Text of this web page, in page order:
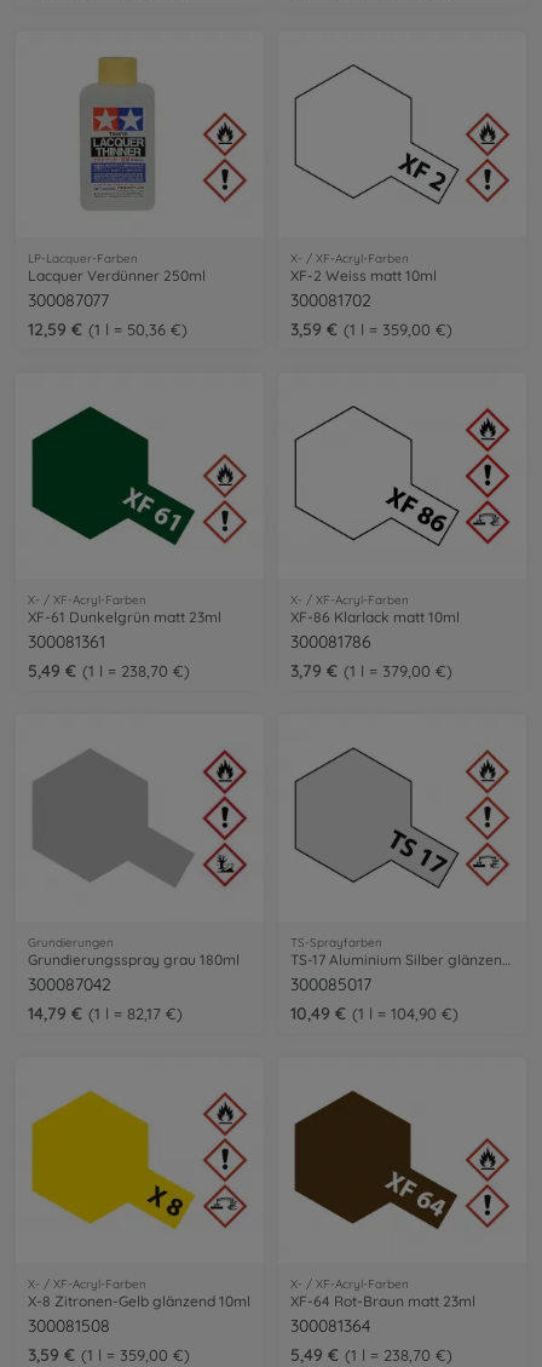
LP-Lacquer-Farben
Lacquer Verdünner 250ml
300087077
12,59 €
1 l = 50,36 €
X- / XF-Acryl-Farben
XF-2 Weiss matt 10ml
300081702
3,59 €
1 l = 359,00 €
X- / XF-Acryl-Farben
XF-61 Dunkelgrün matt 23ml
300081361
5,49 €
1 l = 238,70 €
X- / XF-Acryl-Farben
XF-86 Klarlack matt 10ml
300081786
3,79 €
1 l = 379,00 €
Grundierungen
Grundierungsspray grau 180ml
300087042
14,79 €
1 l = 82,17 €
TS-Sprayfarben
300085017
10,49 €
1 l = 104,90 €
X- / XF-Acryl-Farben
X-8 Zitronen-Gelb glänzend 10ml
300081508
3,59 €
1 l = 359,00 €
X- / XF-Acryl-Farben
XF-64 Rot-Braun matt 23ml
300081364
5,49 €
1 l = 238,70 €